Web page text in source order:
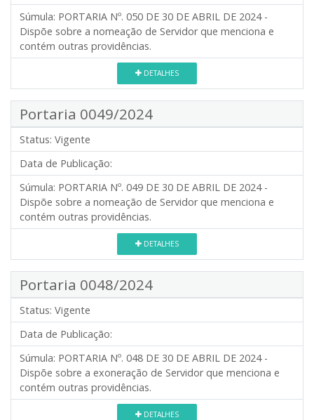
Súmula: PORTARIA Nº. 050 DE 30 DE ABRIL DE 2024 -
Dispõe sobre a nomeação de Servidor que menciona e
contém outras providências.
DETALHES
Portaria 0049/2024
Status: Vigente
Data de Publicação:
Súmula: PORTARIA Nº. 049 DE 30 DE ABRIL DE 2024 -
Dispõe sobre a nomeação de Servidor que menciona e
contém outras providências.
DETALHES
Portaria 0048/2024
Status: Vigente
Data de Publicação:
Súmula: PORTARIA Nº. 048 DE 30 DE ABRIL DE 2024 -
Dispõe sobre a exoneração de Servidor que menciona e
contém outras providências.
DETALHES